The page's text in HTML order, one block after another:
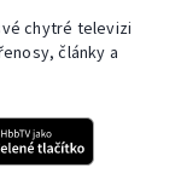
chytré televizi
články a